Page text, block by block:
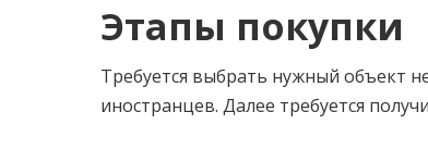
Этапы покупки
Требуется выбрать нужный объект
иностранцев. Далее требуется